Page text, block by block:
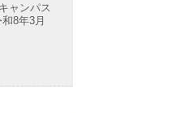
ャンパス
8年3月